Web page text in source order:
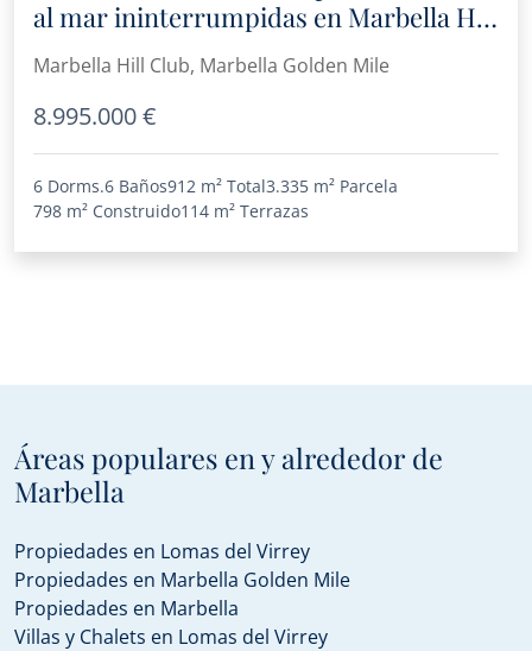
al mar ininterrumpidas en Marbella Hill
Marbella Hill Club, Marbella Golden Mile
8.995.000 €
6 Dorms.6 Baños912 m² Total3.335 m² Parcela
798 m² Construido114 m² Terrazas
Áreas populares en y alrededor de
Marbella
Propiedades en Lomas del Virrey
Propiedades en Marbella Golden Mile
Propiedades en Marbella
Villas y Chalets en Lomas del Virrey